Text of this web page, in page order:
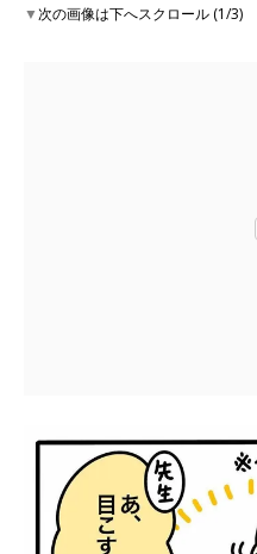
▼次の画像は下へスクロール (1/3)